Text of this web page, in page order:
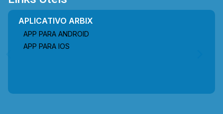
Imóveis e agende a sua visita!! WhatsApp e
Telefone: (19) 3475-4546 ARBIX IMÓVEIS -
Presente em cada mudança!
APLICATIVO ARBIX
APP PARA ANDROID
APP PARA IOS